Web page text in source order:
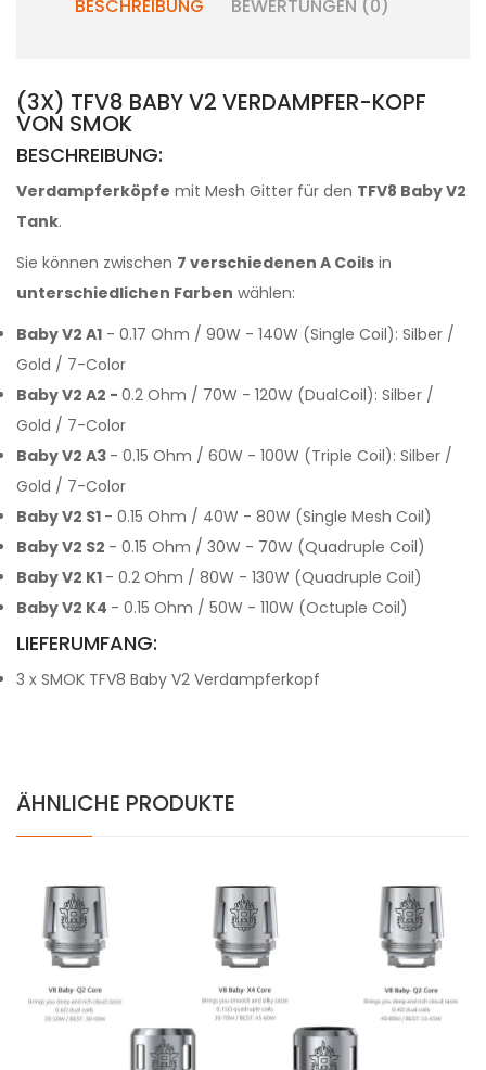
BESCHREIBUNG BEWERTUNGEN (0)
(3X) TFV8 BABY V2 VERDAMPFER-KOPF
VON SMOK
BESCHREIBUNG:
Verdampferköpfe mit Mesh Gitter für den TFV8 Baby V2
Tank.
Sie können zwischen 7 verschiedenen A Coils in
unterschiedlichen Farben wählen:
Baby V2 A1 - 0.17 Ohm / 90W - 140W (Single Coil): Silber /
Gold / 7-Color
Baby V2 A2 - 0.2 Ohm / 70W - 120W (DualCoil): Silber /
Gold / 7-Color
Baby V2 A3 - 0.15 Ohm / 60W - 100W (Triple Coil): Silber /
Gold / 7-Color
Baby V2 S1 - 0.15 Ohm / 40W - 80W (Single Mesh Coil)
Baby V2 S2 - 0.15 Ohm / 30W - 70W (Quadruple Coil)
Baby V2 K1 - 0.2 Ohm / 80W - 130W (Quadruple Coil)
Baby V2 K4 - 0.15 Ohm / 50W - 110W (Octuple Coil)
LIEFERUMFANG:
3 x SMOK TFV8 Baby V2 Verdampferkopf
ÄHNLICHE PRODUKTE